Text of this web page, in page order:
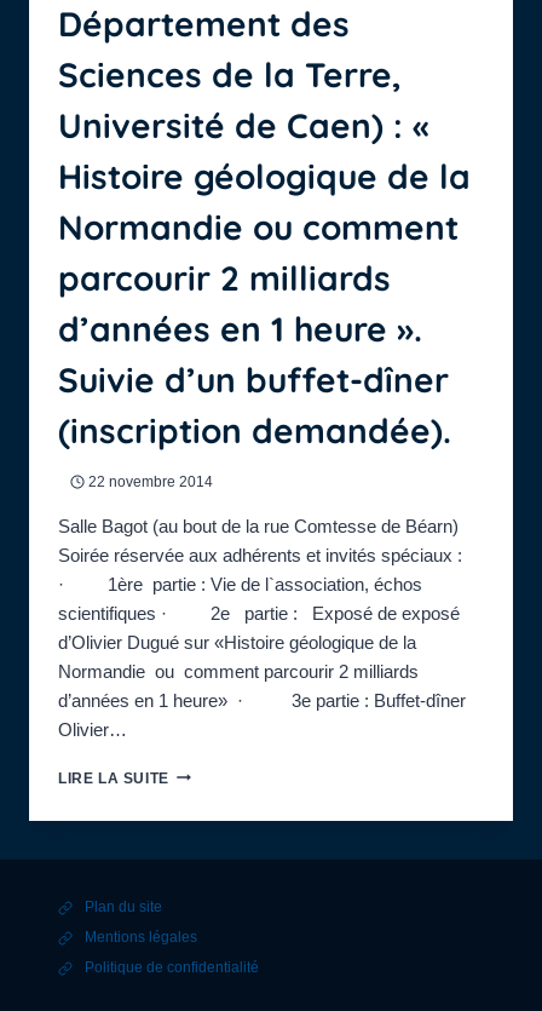
Département des
Sciences de la Terre,
Université de Caen) : «
Histoire géologique de la
Normandie ou comment
parcourir 2 milliards
d’années en 1 heure ».
Suivie d’un buffet-dîner
(inscription demandée).
22 novembre 2014
Salle Bagot (au bout de la rue Comtesse de Béarn)
Soirée réservée aux adhérents et invités spéciaux :
· 1ère partie : Vie de l`association, échos
scientifiques · 2e partie : Exposé de exposé
d’Olivier Dugué sur «Histoire géologique de la
Normandie ou comment parcourir 2 milliards
d’années en 1 heure» · 3e partie : Buffet-dîner
Olivier…
LIRE LA SUITE20H
RÉUNION
AVEC
D’OLIVIER
Plan du site
Mentions légales
Politique de confidentialité